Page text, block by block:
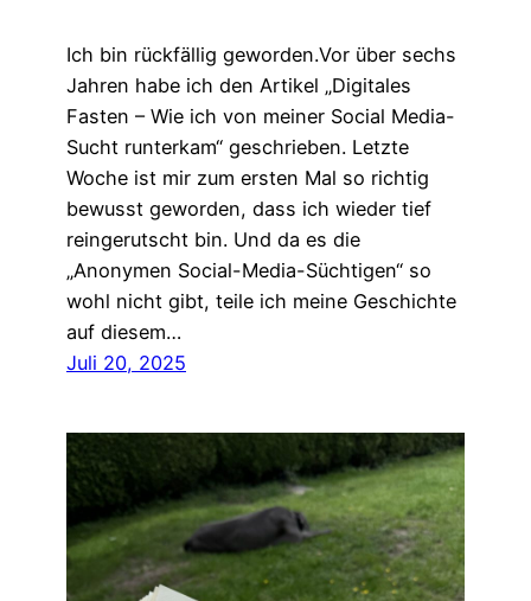
Ich bin rückfällig geworden.Vor über sechs
Jahren habe ich den Artikel „Digitales
Fasten – Wie ich von meiner Social Media-
Sucht runterkam“ geschrieben. Letzte
Woche ist mir zum ersten Mal so richtig
bewusst geworden, dass ich wieder tief
reingerutscht bin. Und da es die
„Anonymen Social-Media-Süchtigen“ so
wohl nicht gibt, teile ich meine Geschichte
auf diesem…
Juli 20, 2025